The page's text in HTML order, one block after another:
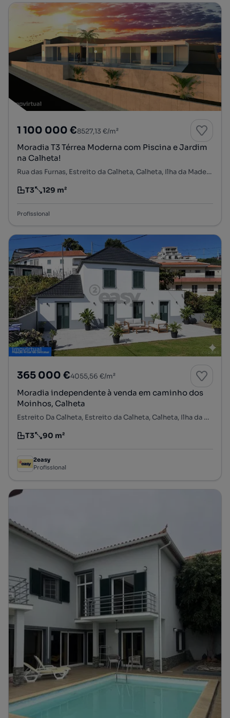
1 100 000 €8527,13 €/m²
Moradia T3 Térrea Moderna com Piscina e Jardim
na Calheta!
Rua das Furnas, Estreito da Calheta, Calheta, Ilha da Madeira
Tipologia
T3
Preço por metro quadrado
129 m²
Profissional
365 000 €4055,56 €/m²
Moradia independente à venda em caminho dos
Moinhos, Calheta
Estreito Da Calheta, Estreito da Calheta, Calheta, Ilha da Madeira
Tipologia
T3
Preço por metro quadrado
90 m²
2easy
Profissional